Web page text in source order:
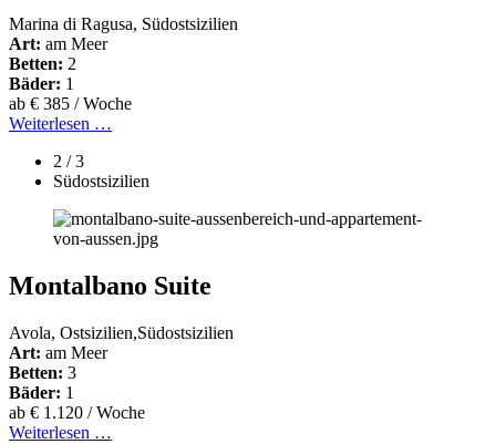
Marina di Ragusa, Südostsizilien
Art: am Meer
Betten: 2
Bäder: 1
ab € 385 / Woche
Weiterlesen …
2 / 3
Südostsizilien
Montalbano Suite
Avola, Ostsizilien,Südostsizilien
Art: am Meer
Betten: 3
Bäder: 1
ab € 1.120 / Woche
Weiterlesen …